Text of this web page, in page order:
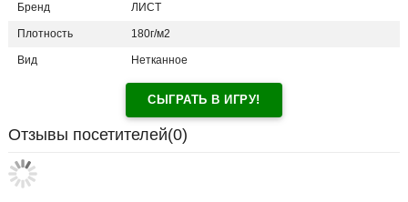
Бренд ЛИСТ
Плотность 180г/м2
Вид Нетканное
СЫГРАТЬ В ИГРУ!
Отзывы посетителей(0)